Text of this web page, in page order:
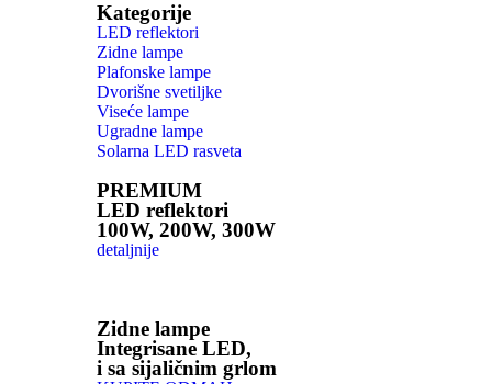
Kategorije
LED reflektori
Zidne lampe
Plafonske lampe
Dvorišne svetiljke
Viseće lampe
Ugradne lampe
Solarna LED rasveta
PREMIUM
LED reflektori
100W, 200W, 300W
detaljnije
Zidne lampe
Integrisane LED,
i sa sijaličnim grlom